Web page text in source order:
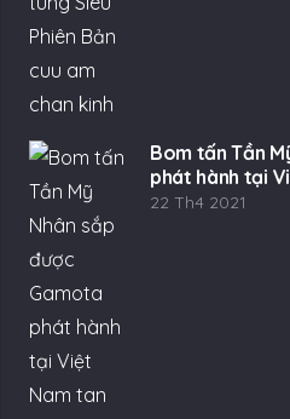
Bom tấn Tần
phát hành tại
22 Th4 2021